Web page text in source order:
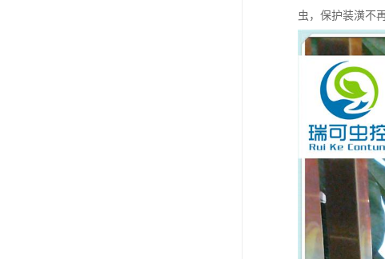
虫，保护装潢不